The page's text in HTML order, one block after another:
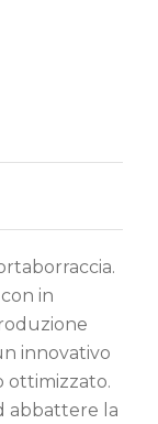
in
innovativo
ottimizzato.
abbattere la